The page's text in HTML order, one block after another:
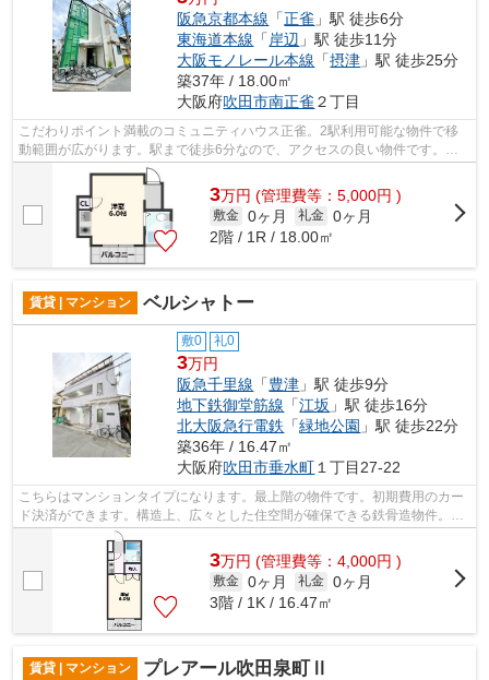
阪急京都本線 「正雀 」駅 徒歩6分
東海道本線 「岸辺 」駅 徒歩11分
大阪モノレール本線 「摂津 」駅 徒歩25分
築37年 / 18.00㎡
大阪府吹田市南正雀 ２丁目
こだわりポイント満載のコミュニティハウス正雀。2駅利用可能な物件で移
動範囲が広がります。駅まで徒歩6分なので、アクセスの良い物件です。遮
音性も高いRC構造の物件。より多くの不...
3万円 (管理費等：5,000円 )
敷金 0ヶ月 礼金 0ヶ月
2階 / 1R / 18.00㎡
賃貸 | マンション ベルシャトー
敷0 礼0
3万円
阪急千里線 「豊津 」駅 徒歩9分
地下鉄御堂筋線 「江坂 」駅 徒歩16分
北大阪急行電鉄 「緑地公園 」駅 徒歩22分
築36年 / 16.47㎡
大阪府吹田市垂水町 １丁目27-22
こちらはマンションタイプになります。最上階の物件です。初期費用のカー
ド決済ができます。構造上、広々とした住空間が確保できる鉄骨造物件。ご
自身の目で吹田市の物件をご覧になり...
3万円 (管理費等：4,000円 )
敷金 0ヶ月 礼金 0ヶ月
3階 / 1K / 16.47㎡
賃貸 | マンション プレアール吹田泉町Ⅱ